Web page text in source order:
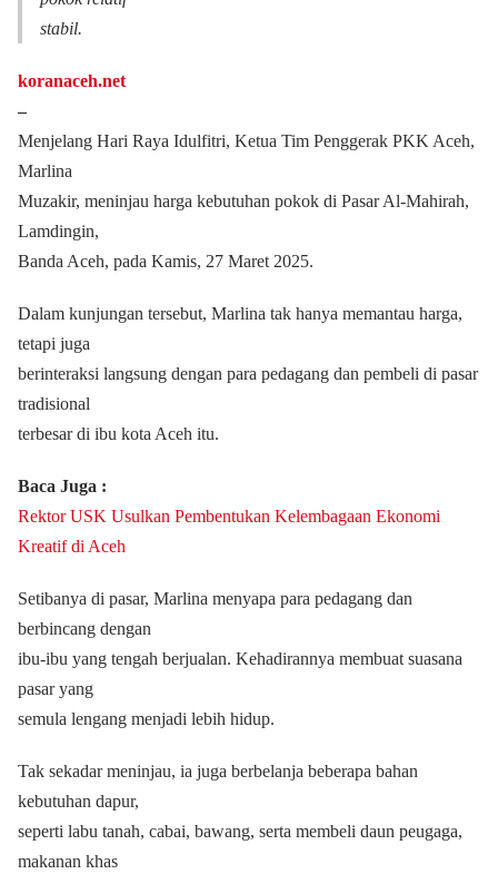
stabil.
koranaceh.net
–
Menjelang Hari Raya Idulfitri, Ketua Tim Penggerak PKK Aceh,
Marlina
Muzakir, meninjau harga kebutuhan pokok di Pasar Al-Mahirah,
Lamdingin,
Banda Aceh, pada Kamis, 27 Maret 2025.
Dalam kunjungan tersebut, Marlina tak hanya memantau harga,
tetapi juga
berinteraksi langsung dengan para pedagang dan pembeli di pasar
tradisional
terbesar di ibu kota Aceh itu.
Baca Juga :
Rektor USK Usulkan Pembentukan Kelembagaan Ekonomi
Kreatif di Aceh
Setibanya di pasar, Marlina menyapa para pedagang dan
berbincang dengan
ibu-ibu yang tengah berjualan. Kehadirannya membuat suasana
pasar yang
semula lengang menjadi lebih hidup.
Tak sekadar meninjau, ia juga berbelanja beberapa bahan
kebutuhan dapur,
seperti labu tanah, cabai, bawang, serta membeli daun peugaga,
makanan khas